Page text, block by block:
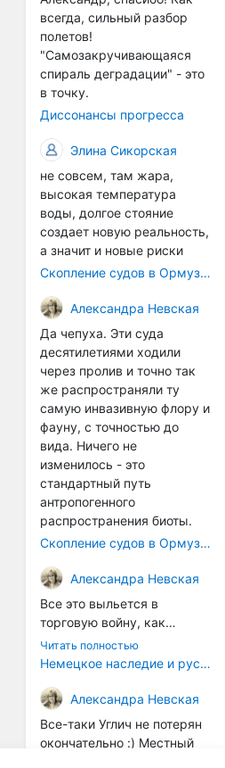
другие регионы. Поэтому
проблема вполне реальная
— просто я бы говорила не
о неизбежной катастрофе,
а о повышенном риске,
который нельзя
игнорировать. А так да 👍
всегда, сильный разбор
полетов!
"Самозакручивающаяся
спираль деградации" - это
в точку.
Диссонансы прогресса
Элина Сикорская
не совсем, там жара,
высокая температура
воды, долгое стояние
создает новую реальность,
а значит и новые риски
Скопление судов в Ормузском проливе грозит катастрофическим распространением инвазивных видов
Александра Невская
Да чепуха. Эти суда
десятилетиями ходили
через пролив и точно так
же распространяли ту
самую инвазивную флору и
фауну, с точностью до
вида. Ничего не
изменилось - это
стандартный путь
антропогенного
распространения биоты.
Скопление судов в Ормузском проливе грозит катастрофическим распространением инвазивных видов
Александра Невская
Все это выльется в
торговую войну, как
печально известная война
за Адыгейский сыр. Собаки
Когда региональный
продукт начнут делать
многие мастера региона, а
не единицы энтузиастов,
Читать полностью
Немецкое наследие и русский характер: история колбасного дела в Российской империи
Александра Невская
Все-таки Углич не потерян
окончательно :) Местный